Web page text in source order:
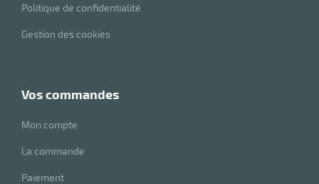
Politique de confidentialité
Gestion des cookies
vos commandes
Mon compte
La commande
Paiement